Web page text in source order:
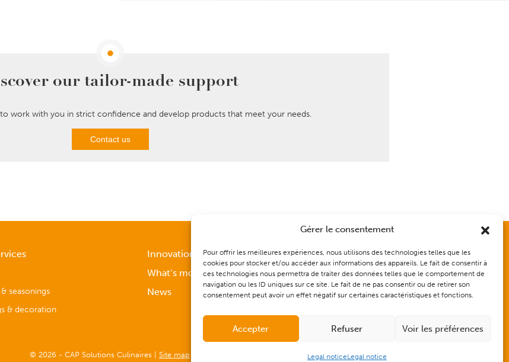
Gérer le consentement
Pour offrir les meilleures expériences, nous utilisons des technologies telles que les
cookies pour stocker et/ou accéder aux informations des appareils. Le fait de consentir à
ces technologies nous permettra de traiter des données telles que le comportement de
navigation ou les ID uniques sur ce site. Le fait de ne pas consentir ou de retirer son
consentement peut avoir un effet négatif sur certaines caractéristiques et fonctions.
Accepter Refuser Voir les préférences
Legal noticeLegal notice
our tailor-made support
work with you in strict confidence and develop products that meet your needs.
Contact us
seasonings
& decoration
Innovation & Quality
What’s more
News
Support
Contact
© 2026 - CAP Solutions Culinaires | Site map the digital communication agency Les Remarquables